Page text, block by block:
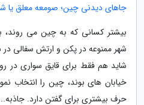
جاهای دیدنی چین؛ صومعه معلق یا
بیشتر کسانی که به چین می روند،
شهر ممنوعه در پکن و ارتش سفالی در
شاید هم فقط برای قایق سواری در
خیابان های بوند، چین را انتخاب
حرف بیشتری برای گفتن دارد.